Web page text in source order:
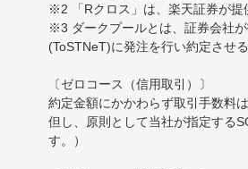
※2 「Rクロス」は、楽天証券が
※3 ダークプールとは、証券会社
(ToSTNeT)に発注を行い約定させ
〔ゼロコース（信用取引）〕
約定金額にかかわらず取引手数料
但し、原則として当社が指定する
す。）